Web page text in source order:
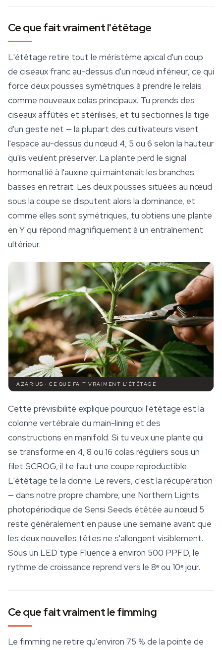
Ce que fait vraiment l'étêtage
L'étêtage retire tout le méristème apical d'un coup
de ciseaux franc au-dessus d'un nœud inférieur, ce qui
force deux pousses symétriques à prendre le relais
comme nouveaux colas principaux. Tu prends des
ciseaux affûtés et stérilisés, et tu sectionnes la tige
d'un geste net — la plupart des cultivateurs visent
l'espace au-dessus du nœud 4, 5 ou 6 selon la hauteur
qu'ils veulent préserver. La plante perd le signal
hormonal lié à l'auxine qui maintenait les branches
basses en retrait. Les deux pousses situées au nœud
sous la coupe se disputent alors la dominance, et
comme elles sont symétriques, tu obtiens une plante
en Y qui répond magnifiquement à un entraînement
ultérieur.
AZARIUS · CE QUE FAIT VRAIMENT L'ÉTÊTAGE
Cette prévisibilité explique pourquoi l'étêtage est la
colonne vertébrale du main-lining et des
constructions en manifold. Si tu veux une plante qui
se transforme en 4, 8 ou 16 colas réguliers sous un
filet SCROG, il te faut une coupe reproductible.
L'étêtage te la donne. Le revers, c'est la récupération
— dans notre propre chambre, une Northern Lights
photopériodique de Sensi Seeds étêtée au nœud 5
reste généralement en pause une semaine avant que
les deux nouvelles têtes ne s'allongent visiblement.
Sous un LED type Fluence à environ 500 PPFD, le
rythme de croissance reprend vers le 8ᵉ ou 10ᵉ jour.
Ce que fait vraiment le fimming
Le fimming ne retire qu'environ 75 % de la pointe de